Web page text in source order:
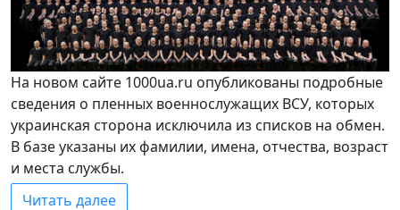
На новом сайте 1000ua.ru опубликованы подробные
сведения о пленных военнослужащих ВСУ, которых
украинская сторона исключила из списков на обмен.
В базе указаны их фамилии, имена, отчества, возраст
и места службы.
Читать далее